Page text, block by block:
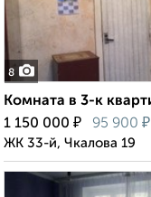
8
Комната в 3-к
1 150 000 ₽ 95 900 ₽
ЖК 33-й, Чкалова 19